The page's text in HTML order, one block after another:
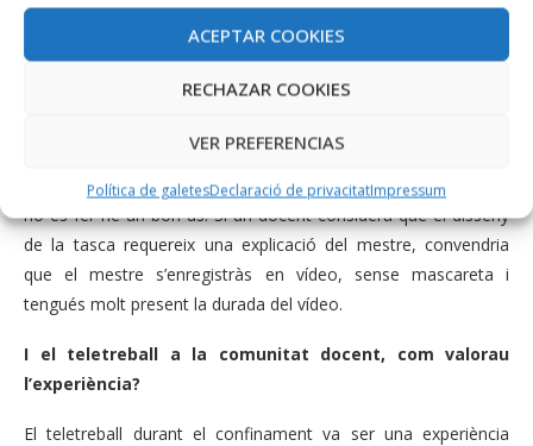
ACEPTAR COOKIES
RECHAZAR COOKIES
VER PREFERENCIAS
Política de galetesDeclaració de privacitatImpressum
presencial).
No estam defensant una escola no presencial, estam dient
que l’escola ha de donar resposta a la situació a què ens ha
les eines extraordinàries que ens dóna internet. Ara bé,
d’aquestes eines cal fer-ne un bon ús. La classe, en streaming,
no és fer-ne un bon ús. Si un docent considera que el disseny
de la tasca requereix una explicació del mestre, convendria
que el mestre s’enregistràs en vídeo, sense mascareta i
tengués molt present la durada del vídeo.
I el teletreball a la comunitat docent, com valorau
l’experiència?
El teletreball durant el confinament va ser una experiència